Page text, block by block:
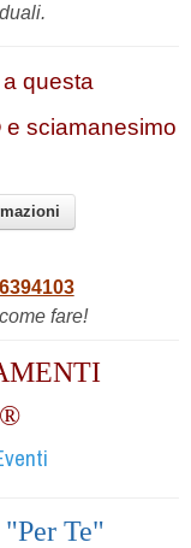
questa
sciamanesimo
fare!
Te"